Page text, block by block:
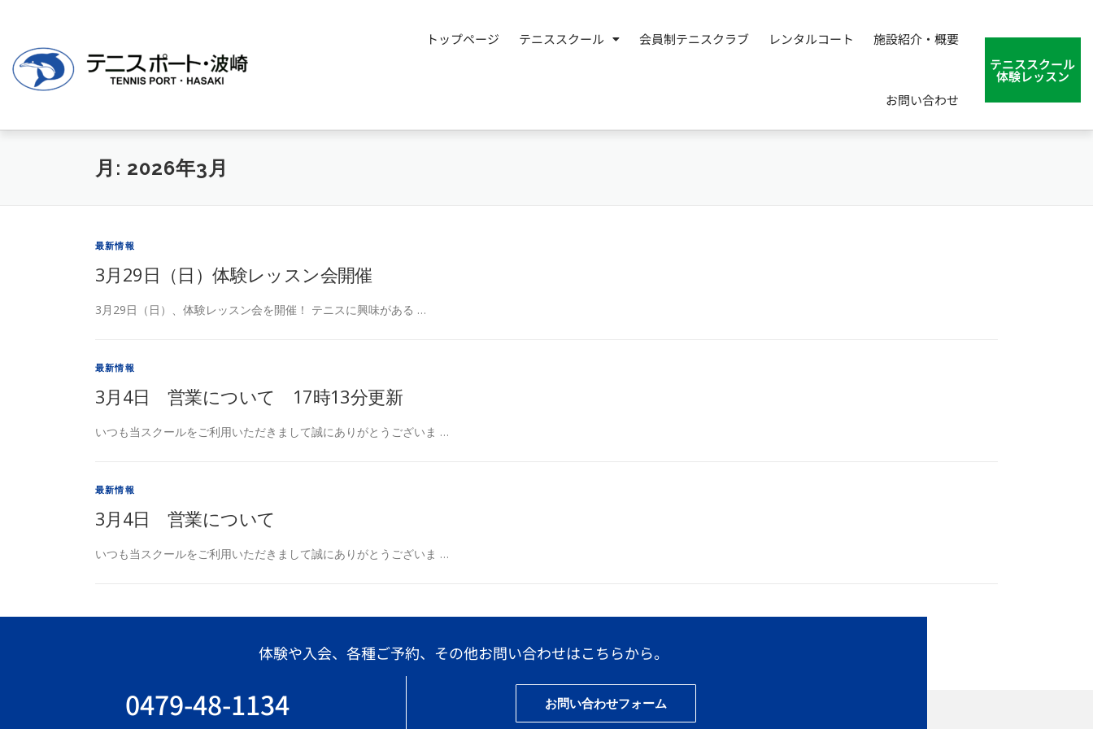
トップページ テニススクール 会員制テニスクラブ レンタルコート 施設紹介・概要
お問い合わせ
テニススクール
体験レッスン
月: 2026年3月
最新情報
3月29日（日）体験レッスン会開催
3月29日（日）、体験レッスン会を開催！ テニスに興味がある …
最新情報
3月4日 営業について 17時13分更新
いつも当スクールをご利用いただきまして誠にありがとうございま …
最新情報
3月4日 営業について
いつも当スクールをご利用いただきまして誠にありがとうございま …
体験や入会、各種ご予約、その他お問い合わせはこちらから。
0479-48-1134 お問い合わせフォーム